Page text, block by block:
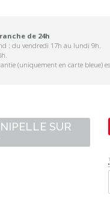
de 24h
: du vendredi 17h au lundi 9h.
(uniquement en carte bleue)
SUR